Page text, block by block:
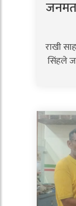
जनमत
राखी
सिंहले